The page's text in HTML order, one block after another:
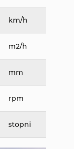
km/h
m2/h
mm
rpm
stopni